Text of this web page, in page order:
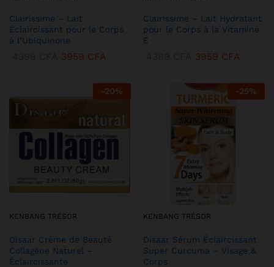
Clairissime – Lait
Éclaircissant pour le Corps
à l’Ubiquinone
3959 CFA
Clairissime – Lait Hydratant
pour le Corps à la Vitamine
E
3959 CFA
-20%
KENBANG TRÉSOR
Disaar Crème de Beauté
Collagène Naturel –
Éclaircissante
-25%
KENBANG TRÉSOR
Disaar Sérum Éclaircissant
Super Curcuma – Visage &
Corps